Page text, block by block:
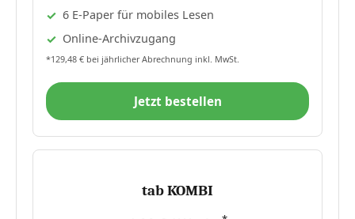
6 E-Paper für mobiles Lesen
Online-Archivzugang
*129,48 € bei jährlicher Abrechnung inkl. MwSt.
Jetzt bestellen
tab KOMBI